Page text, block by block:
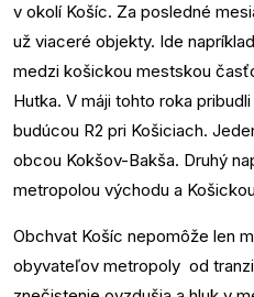
v okolí Košíc. Za posledné
už viaceré objekty. Ide
medzi košickou mestskou
Hutka. V máji tohto roka
budúcou R2 pri Košiciach.
obcou Kokšov-Bakša. Druhý
metropolou východu a
Obchvat Košíc nepomôže len
obyvateľov metropoly od